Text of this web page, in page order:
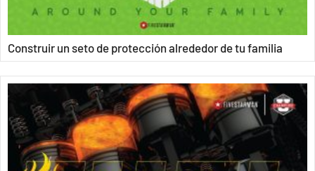
Construir un seto de protección alrededor de tu familia